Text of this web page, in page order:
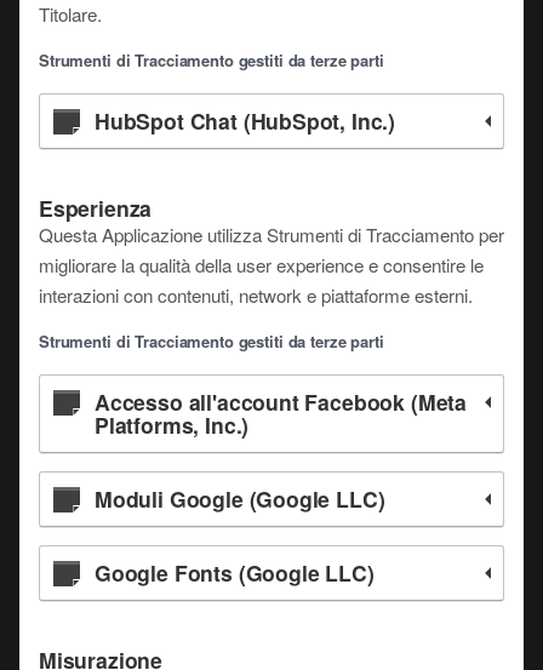
Titolare.
Strumenti di Tracciamento gestiti da terze parti
HubSpot Chat (HubSpot, Inc.)
Esperienza
Questa Applicazione utilizza Strumenti di Tracciamento per
migliorare la qualità della user experience e consentire le
interazioni con contenuti, network e piattaforme esterni.
Strumenti di Tracciamento gestiti da terze parti
Accesso all'account Facebook (Meta
Platforms, Inc.)
Moduli Google (Google LLC)
Google Fonts (Google LLC)
Misurazione